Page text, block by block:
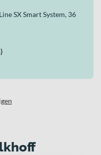
„oceanshades matt“
Rahmen – so findest du
SX Smart System, 36